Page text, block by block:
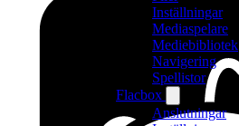
Inställningar
Mediaspelare
Mediebibliotek
Navigering
Spellistor
Flacbox
Anslutningar